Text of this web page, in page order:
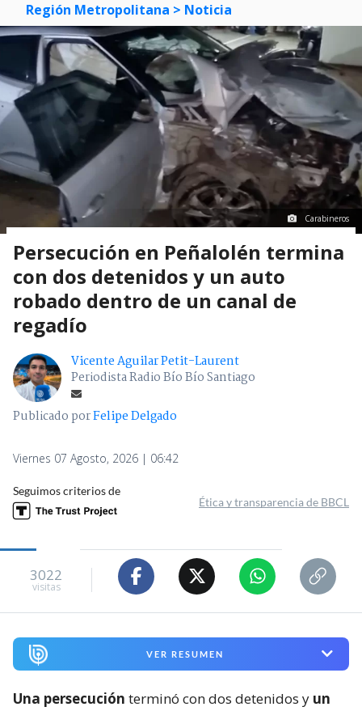
Región Metropolitana > Noticia
Carabineros
Persecución en Peñalolén termina
con dos detenidos y un auto
robado dentro de un canal de
regadío
Vicente Aguilar Petit-Laurent
Periodista Radio Bío Bío Santiago
Publicado porFelipe Delgado
Viernes 07 Agosto, 2026 | 06:42
Seguimos criterios de
Ética y transparencia de BBCL
3022
visitas
VER RESUMEN
Una persecución terminó con dos detenidos y un